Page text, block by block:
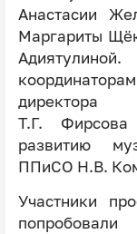
Анастасии
Маргариты
директора
Т.Г.
развитию
ППиСО Н.В.
Участники